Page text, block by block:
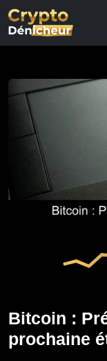
Bitcoin :
prochaine